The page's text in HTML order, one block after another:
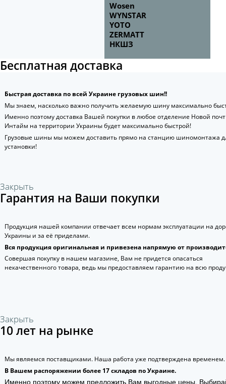
Wosen
WYNSTAR
YOTO
ZERMATT
НКШЗ
Бесплатная доставка
Быстрая доставка по всей Украине грузовых шин!!
Мы знаем, насколько важно получить желаемую шину максимально
Именно поэтому доставка Вашей покупки в любое отделение Новой
Интайм на территории Украины будет максимально быстрой!
Грузовые шины мы можем доставить прямо на станцию шиномонтажа
установки!
Закрыть
Гарантия на Ваши покупки
Продукция нашей компании отвечает всем нормам эксплуатации на
Украины и за её приделами.
Вся продукция оригинальная и привезена напрямую от
Совершая покупку в нашем магазине, Вам не придется опасаться
некачественного товара, ведь мы предоставляем гарантию на всю
Закрыть
10 лет на рынке
Мы являемся поставщиками. Наша работа уже подтверждена временем.
В Вашем распоряжении более 17 складов по Украине.
Именно поэтому можем предложить Вам выгодные цены.